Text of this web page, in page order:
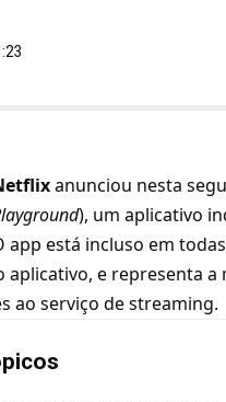
anunciou nesta
), um aplicativo
app está incluso em
aplicativo, e representa
ao serviço de streaming.